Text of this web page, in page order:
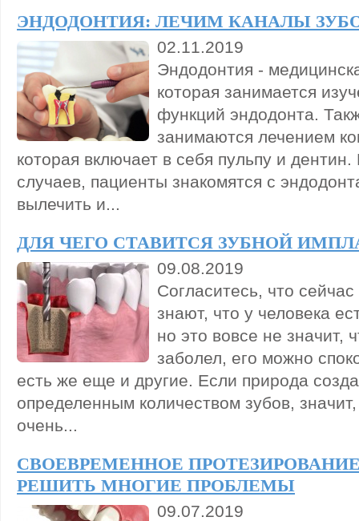
ЭНДОДОНТИЯ: ЛЕЧИМ КАНАЛЫ
02.11.2019
Эндодонтия -
которая занимается
функций эндодонта.
занимаются лечением
которая включает в себя пульпу и
случаев, пациенты знакомятся с
вылечить и...
ДЛЯ ЧЕГО СТАВИТСЯ ЗУБНОЙ
09.08.2019
Согласитесь, что
знают, что у человека
но это вовсе не значит,
заболел, его можно
есть же еще и другие. Если природа
определенным количеством зубов,
очень...
СВОЕВРЕМЕННОЕ
РЕШИТЬ МНОГИЕ ПРОБЛЕМЫ
09.07.2019